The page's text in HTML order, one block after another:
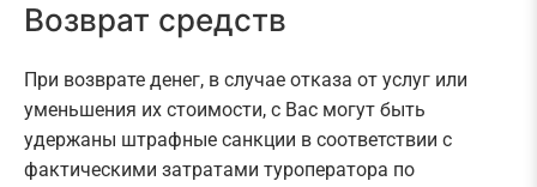
Возврат средств
При возврате денег, в случае отказа от услуг или
уменьшения их стоимости, с Вас могут быть
удержаны штрафные санкции в соответствии с
фактическими затратами туроператора по